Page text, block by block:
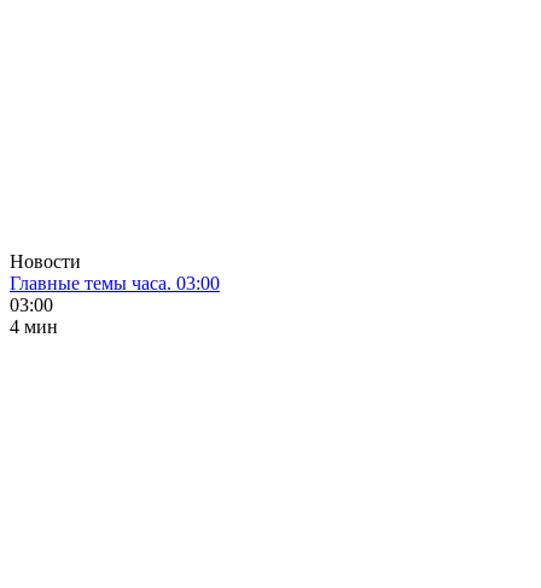
Новости
Главные темы часа. 03:00
03:00
4 мин